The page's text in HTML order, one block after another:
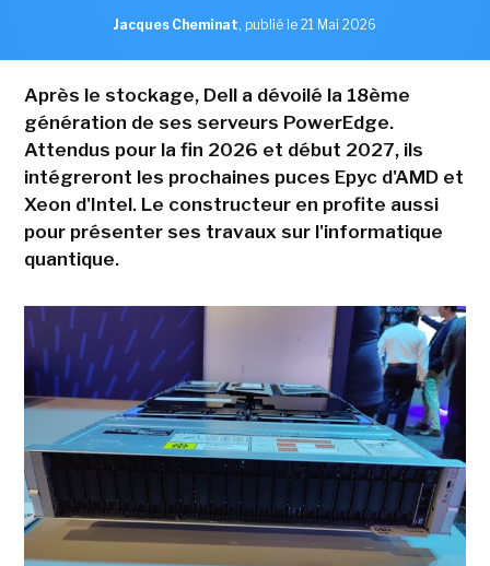
Jacques Cheminat, publié le 21 Mai 2026
Après le stockage, Dell a dévoilé la 18ème
génération de ses serveurs PowerEdge.
Attendus pour la fin 2026 et début 2027, ils
intégreront les prochaines puces Epyc d'AMD et
Xeon d'Intel. Le constructeur en profite aussi
pour présenter ses travaux sur l'informatique
quantique.